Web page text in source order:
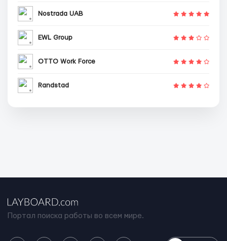
Nostrada UAB
EWL Group
OTTO Work Force
Randstad
Портал поиска работы во всем мире.